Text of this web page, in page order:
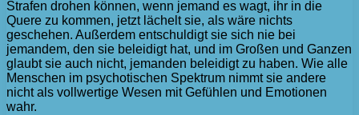
Strafen drohen können, wenn jemand es wagt, ihr in die
Quere zu kommen, jetzt lächelt sie, als wäre nichts
geschehen. Außerdem entschuldigt sie sich nie bei
jemandem, den sie beleidigt hat, und im Großen und Ganzen
glaubt sie auch nicht, jemanden beleidigt zu haben. Wie alle
Menschen im psychotischen Spektrum nimmt sie andere
nicht als vollwertige Wesen mit Gefühlen und Emotionen
wahr.